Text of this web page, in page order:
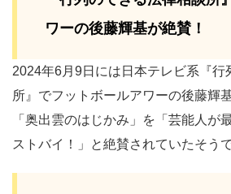
ワーの後藤輝基が絶賛！
2024年6月9日には日本テレビ系『行
所』でフットボールアワーの後藤輝
「奥出雲のはじかみ」を「芸能人が
ストバイ！」と絶賛されていたそう